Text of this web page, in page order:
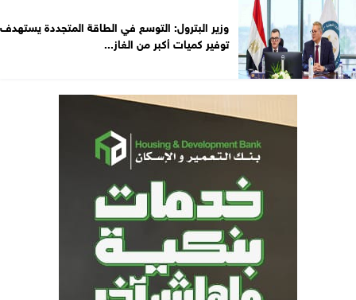
وزير البترول: التوسع في الطاقة المتجددة يستهدف
توفير كميات أكبر من الغاز...